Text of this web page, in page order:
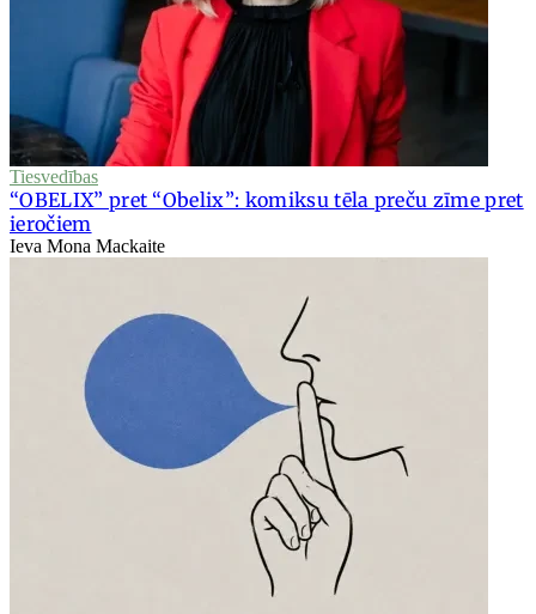
Tiesvedības
“OBELIX” pret “Obelix”: komiksu tēla preču zīme pret
ieročiem
Ieva Mona Mackaite